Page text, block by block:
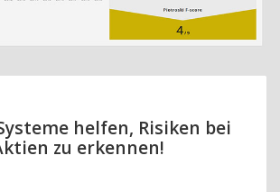
helfen, Risiken bei
zu erkennen!